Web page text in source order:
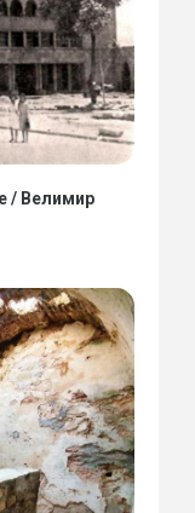
/ Велимир